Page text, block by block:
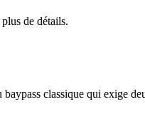
de détails.
classique qui exige